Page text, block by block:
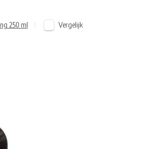
250 ml Vergelijk